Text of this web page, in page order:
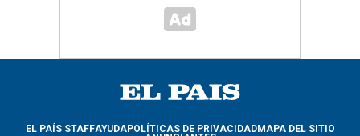
EL PAÍS STAFFAYUDAPOLÍTICAS DE PRIVACIDADMAPA DEL SITIO